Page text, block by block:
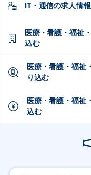
IT・通信の求人情
医療・看護・福祉
込む
医療・看護・福祉
り込む
医療・看護・福祉
込む